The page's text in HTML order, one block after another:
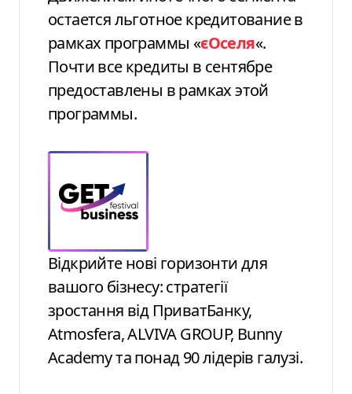
остается льготное кредитование в
рамках программы «єОселя«.
Почти все кредиты в сентябре
предоставлены в рамках этой
программы.
Відкрийте нові горизонти для
вашого бізнесу: стратегії
зростання від ПриватБанку,
Atmosfera, ALVIVA GROUP, Bunny
Academy та понад 90 лідерів галузі.